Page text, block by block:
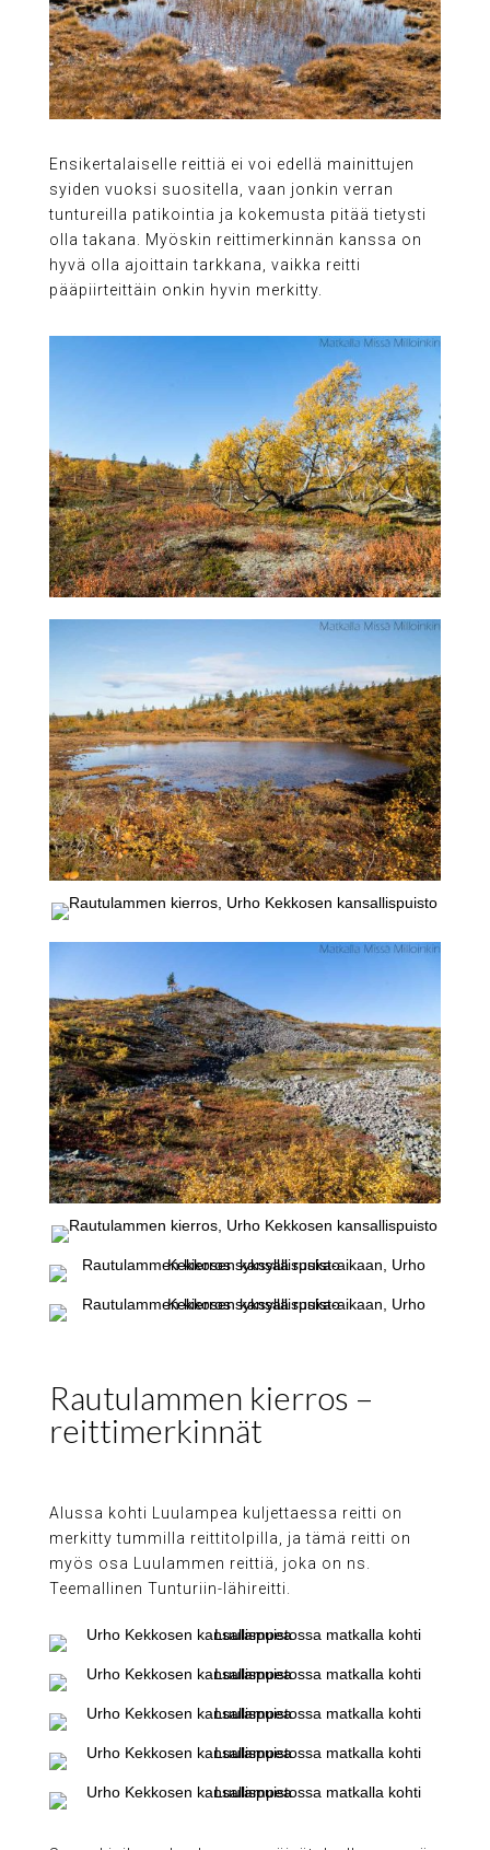
Ensikertalaiselle reittiä ei voi edellä mainittujen
syiden vuoksi suositella, vaan jonkin verran
tuntureilla patikointia ja kokemusta pitää tietysti
olla takana. Myöskin reittimerkinnän kanssa on
hyvä olla ajoittain tarkkana, vaikka reitti
pääpiirteittäin onkin hyvin merkitty.
Rautulammen kierros –
reittimerkinnät
Alussa kohti Luulampea kuljettaessa reitti on
merkitty tummilla reittitolpilla, ja tämä reitti on
myös osa Luulammen reittiä, joka on ns.
Teemallinen Tunturiin-lähireitti.